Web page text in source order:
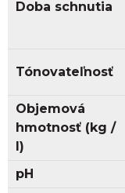
Doba schnutia
Tónovateľnosť
Objemová
hmotnosť (kg /
l)
pH